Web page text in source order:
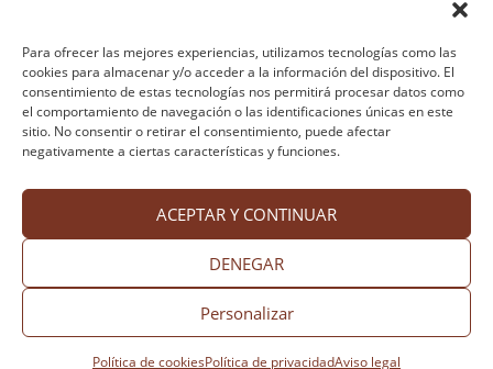
Para ofrecer las mejores experiencias, utilizamos tecnologías como las
cookies para almacenar y/o acceder a la información del dispositivo. El
consentimiento de estas tecnologías nos permitirá procesar datos como
el comportamiento de navegación o las identificaciones únicas en este
sitio. No consentir o retirar el consentimiento, puede afectar
negativamente a ciertas características y funciones.
ACEPTAR Y CONTINUAR
DENEGAR
Personalizar
Política de cookiesPolítica de privacidadAviso legal
CENTRO SOCIAL
Actividades y horarios
Ser voluntario
Política de privacidad·Política de
cookies·Accesibilidad
Diseño web Nuntium Comunicación